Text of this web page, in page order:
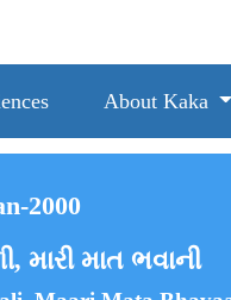
About Kaka
2000
મારી માત ભવાની